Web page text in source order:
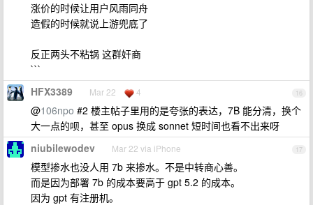
涨价的时候让用户风雨同舟
造假的时候就说上游兜底了
反正两头不粘锅 这群奸商
```
16
HFX3389 Mar 22 4
@106npo #2 楼主帖子里用的是夸张的表达，7B 能分清，换个
大一点的呗，甚至 opus 换成 sonnet 短时间也看不出来呀
17
niubilewodev Mar 22 via iPhone
模型掺水也没人用 7b 来掺水。不是中转商心善。
而是因为部署 7b 的成本要高于 gpt 5.2 的成本。
因为 gpt 有注册机。